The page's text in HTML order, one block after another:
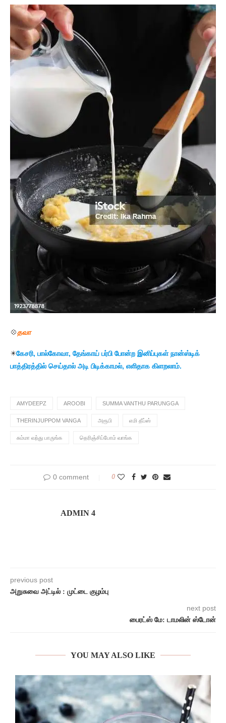
💠தவா
✴️கேசரி, பால்கோவா, தேங்காய் பர்பி போன்ற இனிப்புகள் நான்ஸ்டிக்
பாத்திரத்தில் செய்தால் அடி பிடிக்காமல், எளிதாக கிளறலாம்.
AMYDEEPZ AROOBI SUMMA VANTHU PARUNGGA
THERINJUPPOM VANGA அரூபி எமி தீப்ஸ்
சும்மா வந்து பாருங்க தெரிஞ்சிப்போம் வாங்க
0 comment 0
ADMIN 4
previous post
அறுசுவை அட்டில் : முட்டை குழம்பு
next post
பைரட்ஸ் மே: டாமலின் ஸ்டோன்
YOU MAY ALSO LIKE